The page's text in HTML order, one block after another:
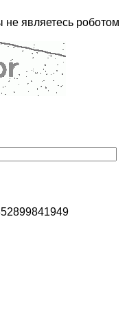
не являетесь роботом